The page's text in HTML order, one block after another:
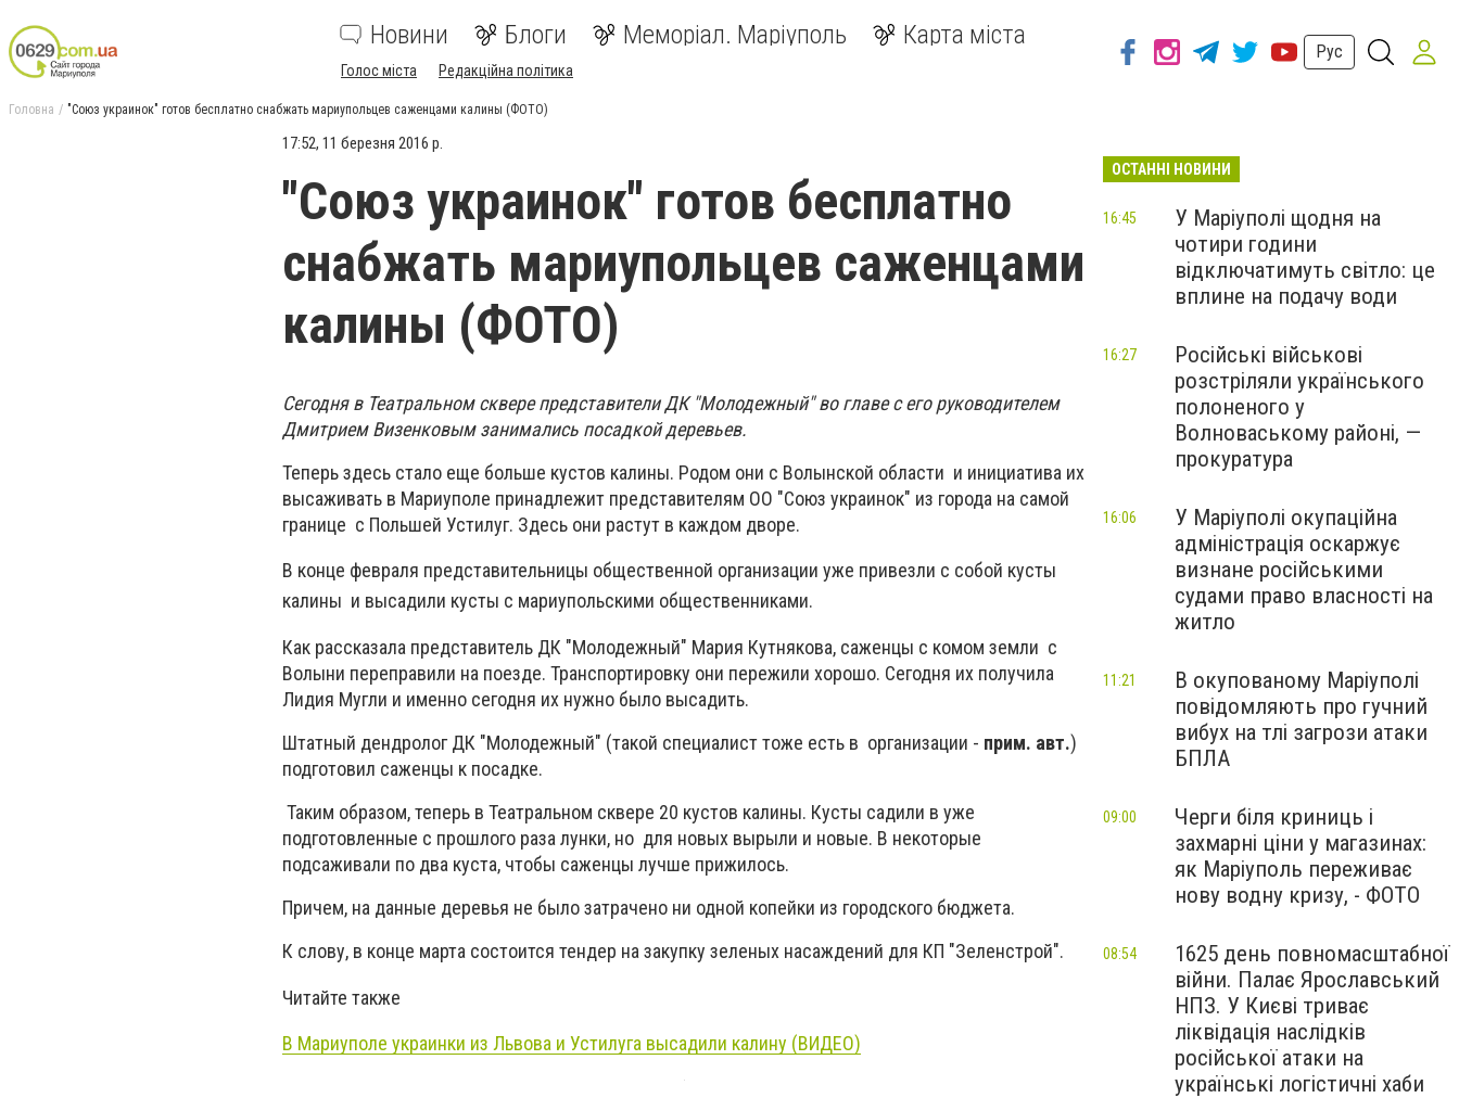
Новини Блоги Меморіал. Маріуполь Карта міста
Голос міста Редакційна політика
Рус
Головна "Союз украинок" готов бесплатно снабжать мариупольцев саженцами калины (ФОТО)
17:52, 11 березня 2016 р.
"Союз украинок" готов бесплатно
снабжать мариупольцев саженцами
калины (ФОТО)
Сегодня в Театральном сквере представители ДК "Молодежный" во главе с его руководителем
Дмитрием Визенковым занимались посадкой деревьев.
Теперь здесь стало еще больше кустов калины. Родом они с Волынской области и инициатива их
высаживать в Мариуполе принадлежит представителям ОО "Союз украинок" из города на самой
границе с Польшей Устилуг. Здесь они растут в каждом дворе.
В конце февраля представительницы общественной организации уже привезли с собой кусты
калины и высадили кусты с мариупольскими общественниками.
Как рассказала представитель ДК "Молодежный" Мария Кутнякова, саженцы с комом земли с
Волыни переправили на поезде. Транспортировку они пережили хорошо. Сегодня их получила
Лидия Мугли и именно сегодня их нужно было высадить.
Штатный дендролог ДК "Молодежный" (такой специалист тоже есть в организации - прим. авт.)
подготовил саженцы к посадке.
Таким образом, теперь в Театральном сквере 20 кустов калины. Кусты садили в уже
подготовленные с прошлого раза лунки, но для новых вырыли и новые. В некоторые
подсаживали по два куста, чтобы саженцы лучше прижилось.
Причем, на данные деревья не было затрачено ни одной копейки из городского бюджета.
К слову, в конце марта состоится тендер на закупку зеленых насаждений для КП "Зеленстрой".
Читайте также
В Мариуполе украинки из Львова и Устилуга высадили калину (ВИДЕО)
ОСТАННІ НОВИНИ
У Маріуполі щодня на
чотири години
відключатимуть світло: це
вплине на подачу води
16:45
Російські військові
розстріляли українського
полоненого у
Волноваському районі, —
прокуратура
16:27
У Маріуполі окупаційна
адміністрація оскаржує
визнане російськими
судами право власності на
житло
16:06
В окупованому Маріуполі
повідомляють про гучний
вибух на тлі загрози атаки
БПЛА
11:21
Черги біля криниць і
захмарні ціни у магазинах:
як Маріуполь переживає
нову водну кризу, - ФОТО
09:00
1625 день повномасштабної
війни. Палає Ярославський
НПЗ. У Києві триває
ліквідація наслідків
російської атаки на
українські логістичні хаби
08:54